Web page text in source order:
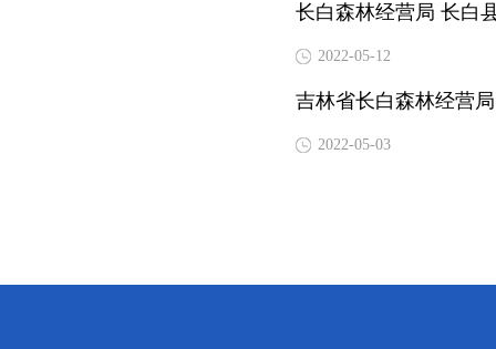
长白森林经营局 长白
2022-05-12
吉林省长白森林经营
2022-05-03